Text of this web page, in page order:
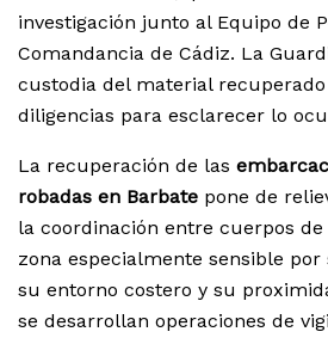
investigación junto al Equipo de
Comandancia de Cádiz. La
custodia del material
diligencias para esclarecer lo
La recuperación de las
robadas en Barbate pone de
la coordinación entre cuerpos
zona especialmente sensible
su entorno costero y su
se desarrollan operaciones de